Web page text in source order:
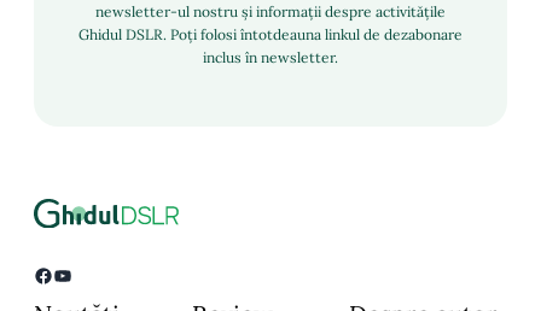
newsletter-ul nostru și informații despre activitățile
Ghidul DSLR. Poți folosi întotdeauna linkul de dezabonare
inclus în newsletter.
Facebook YouTube